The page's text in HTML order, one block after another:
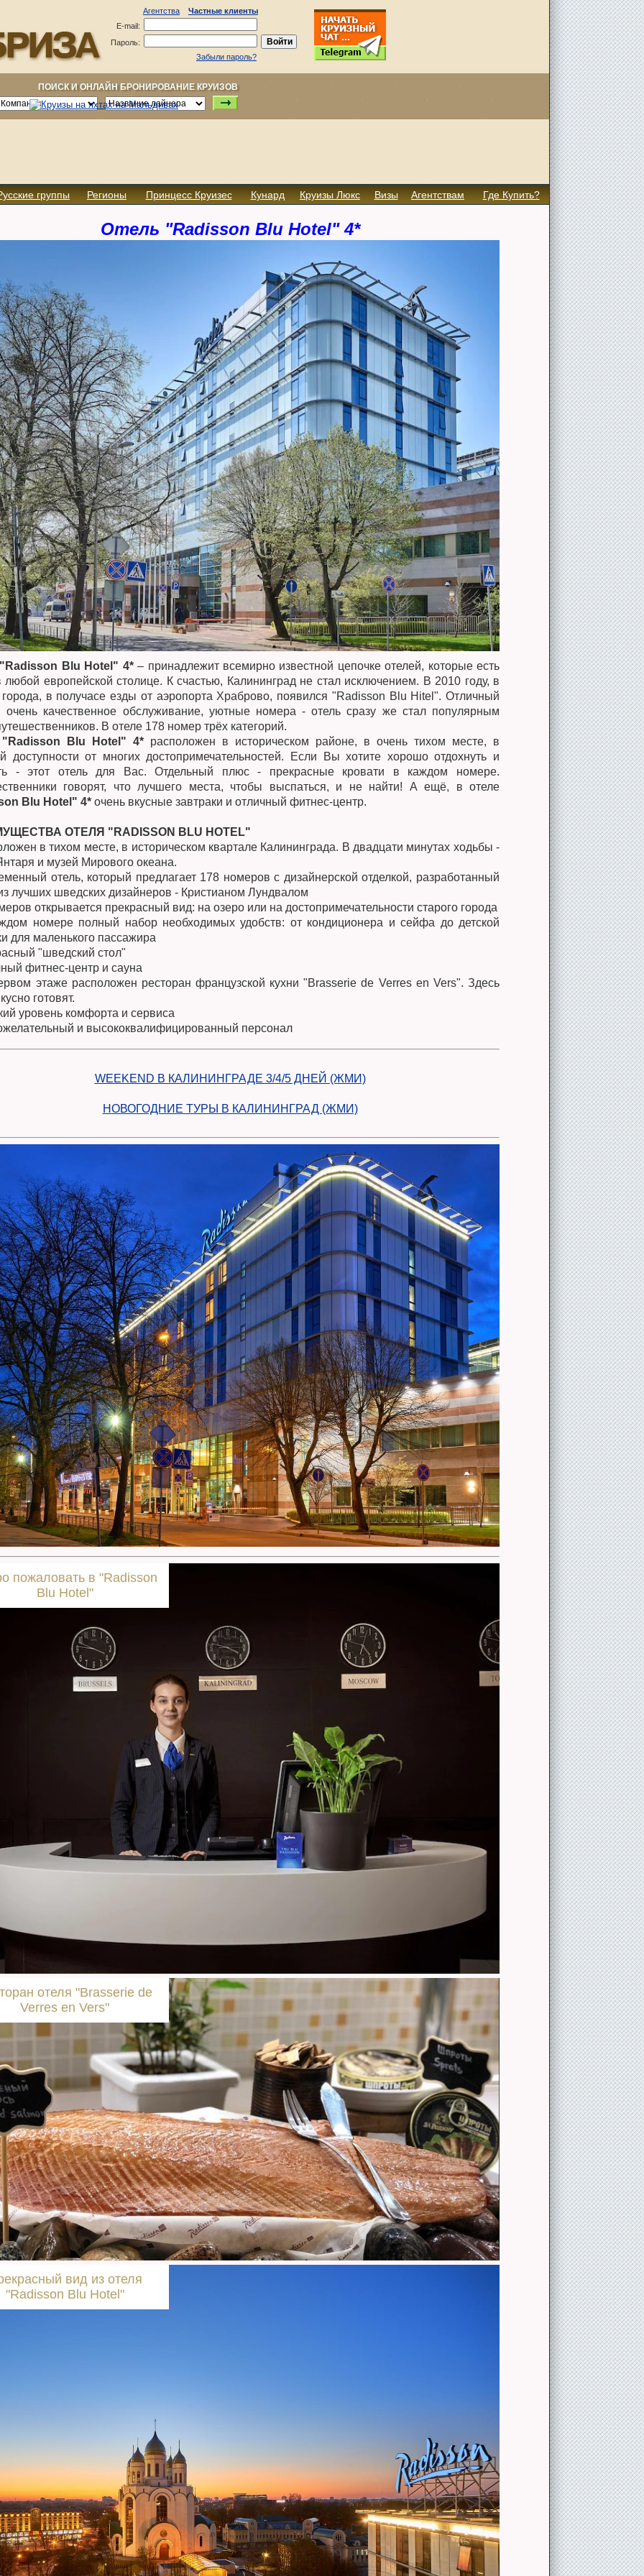
Агентства
Частные клиенты
E-mail:
Пароль:
Забыли пароль?
ПОИСК И ОНЛАЙН БРОНИРОВАНИЕ КРУИЗОВ
группы Регионы Принцесс Круизес Кунард Круизы Люкс Визы Агентствам Где Купить?
Отель "Radisson Blu Hotel" 4*
Blu Hotel" 4*– принадлежит всемирно известной цепочке отелей, которые есть
любой европейской столице. К счастью, Калининград не стал исключением. В 2010 году, в
города, в получасе езды от аэропорта Храброво, появился "Radisson Blu Hitel". Отличный
очень качественное обслуживание, уютные номера - отель сразу же стал популярным
В отеле 178 номер трёх категорий.
Blu Hotel" 4* расположен в историческом районе, в очень тихом месте, в
доступности от многих достопримечательностей. Если Вы хотите хорошо отдохнуть и
- этот отель для Вас. Отдельный плюс - прекрасные кровати в каждом номере.
говорят, что лучшего места, чтобы выспаться, и не найти! А ещё, в отеле
Blu Hotel" 4* очень вкусные завтраки и отличный фитнес-центр.
ОТЕЛЯ "RADISSON BLU HOTEL"
в тихом месте, в историческом квартале Калининграда. В двадцати минутах ходьбы -
и музей Мирового океана.
отель, который предлагает 178 номеров с дизайнерской отделкой, разработанный
лучших шведских дизайнеров - Кристианом Лундвалом
открывается прекрасный вид: на озеро или на достопримечательности старого города
номере полный набор необходимых удобств: от кондиционера и сейфа до детской
для маленького пассажира
"шведский стол"
фитнес-центр и сауна
этаже расположен ресторан французской кухни "Brasserie de Verres en Vers". Здесь
готовят.
уровень комфорта и сервиса
и высококвалифицированный персонал
WEEKEND В КАЛИНИНГРАДЕ 3/4/5 ДНЕЙ (ЖМИ)
НОВОГОДНИЕ ТУРЫ В КАЛИНИНГРАД (ЖМИ)
пожаловать в "Radisson
Blu Hotel"
отеля "Brasserie de
Verres en Vers"
вид из отеля
"Radisson Blu Hotel"